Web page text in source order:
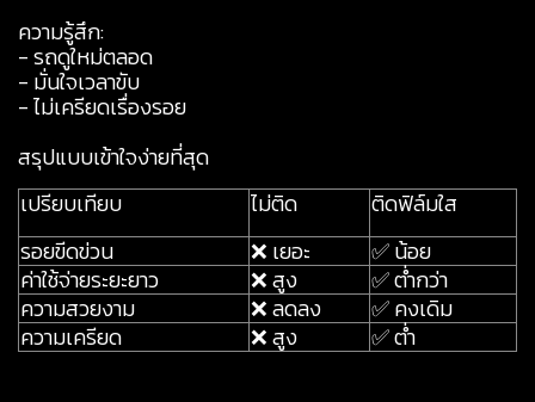
ความรู้สึก:
- รถดูใหม่ตลอด
- มั่นใจเวลาขับ
- ไม่เครียดเรื่องรอย
สรุปแบบเข้าใจง่ายที่สุด
เปรียบเทียบ
ไม่ติด
ติดฟิล์มใส
รอยขีดข่วน
❌ เยอะ
✅ น้อย
ค่าใช้จ่ายระยะยาว
❌ สูง
✅ ต่ำกว่า
ความสวยงาม
❌ ลดลง
✅ คงเดิม
ความเครียด
❌ สูง ✅ ต่ำ